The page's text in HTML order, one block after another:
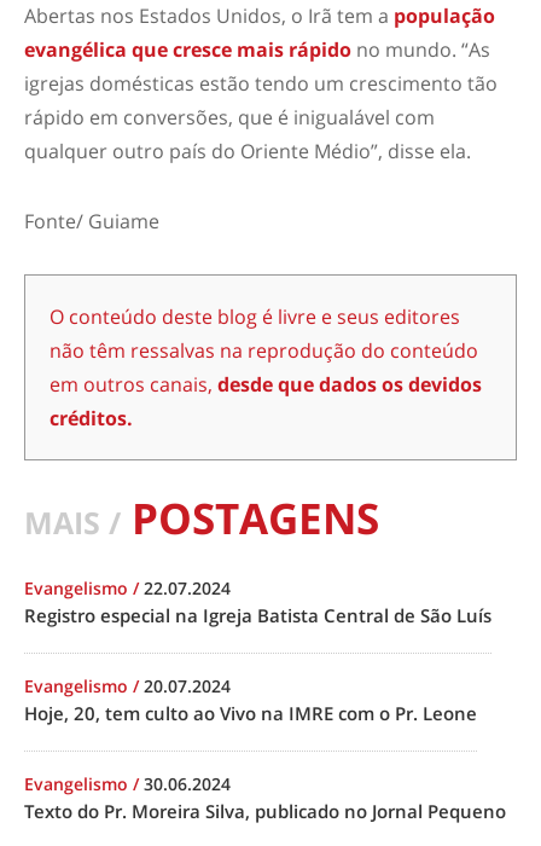
Abertas nos Estados Unidos, o Irã tem a população
evangélica que cresce mais rápido no mundo. “As
igrejas domésticas estão tendo um crescimento tão
rápido em conversões, que é inigualável com
qualquer outro país do Oriente Médio”, disse ela.
Fonte/ Guiame
O conteúdo deste blog é livre e seus editores
não têm ressalvas na reprodução do conteúdo
em outros canais, desde que dados os devidos
créditos.
MAIS / POSTAGENS
Evangelismo /22.07.2024
Registro especial na Igreja Batista Central de São Luís
Evangelismo /20.07.2024
Hoje, 20, tem culto ao Vivo na IMRE com o Pr. Leone
Evangelismo /30.06.2024
Texto do Pr. Moreira Silva, publicado no Jornal Pequeno